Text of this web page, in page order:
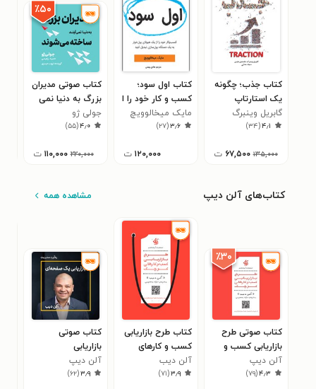
کتاب جذب؛ چگونه
یک استارتاپ
می‌تواند به رشد
انفجاری مشتری
گابریل وینبرگ
۴٫۱(۳۴)
۱۳۵,۰۰۰ ۶۷,۵۰۰ ت
کتاب اول سود؛
کسب و کار خود را ا
ز یک هیولای
پول‌خوار به یک
تبدیل کنید
مایک میخالوویچ
۳٫۶(۲۷)
۱۲۰,۰۰۰ ت
٪۵۰
کتاب صوتی مدیران
بزرگ به دنیا نمی
آیند، ساخته می
شوند
جولی ژو
۴٫۰(۵۵)
۲۲۰,۰۰۰ ۱۱۰,۰۰۰ ت
کتاب‌های آلن دیپ مشاهده همه
٪۳۰
کتاب صوتی طرح
بازاریابی کسب و
کارهای کوچک
آلن دیپ
۴٫۳(۷۹)
کتاب طرح بازاریابی
کسب و کارهای
کوچک
آلن دیب
۳٫۹(۷۱)
کتاب صوتی
بازاریابی
یک‌صفحه‌‎ای
آلن دیپ
۳٫۹(۶۲)